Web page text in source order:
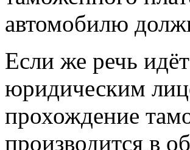
автомобилю
Если же речь
юридическим
прохождение
производится в